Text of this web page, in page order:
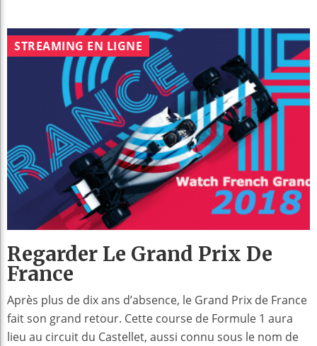
STREAMING EN LIGNE
Regarder Le Grand Prix De
France
Après plus de dix ans d’absence, le Grand Prix de France
fait son grand retour. Cette course de Formule 1 aura
lieu au circuit du Castellet, aussi connu sous le nom de